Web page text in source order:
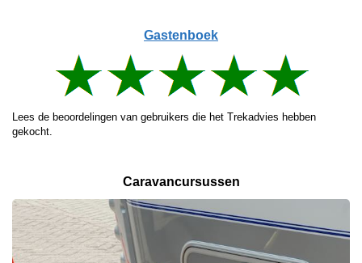
Gastenboek
Lees de beoordelingen van gebruikers die het Trekadvies hebben
gekocht.
Caravancursussen